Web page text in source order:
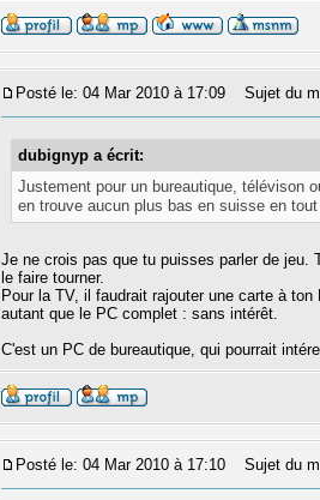
Posté le: 04 Mar 2010 à 17:09 Sujet du
dubignyp a écrit:
Justement pour un bureautique, télévison
en trouve aucun plus bas en suisse en
Je ne crois pas que tu puisses parler de
le faire tourner.
Pour la TV, il faudrait rajouter une carte à
autant que le PC complet : sans intérêt.
C'est un PC de bureautique, qui pourrait
Posté le: 04 Mar 2010 à 17:10 Sujet du